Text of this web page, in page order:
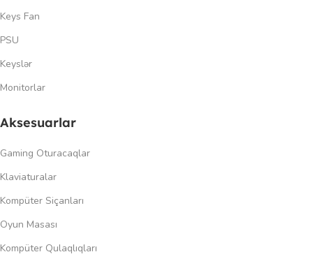
Keys Fan
PSU
Keyslər
Monitorlar
Aksesuarlar
Gaming Oturacaqlar
Klaviaturalar
Kompüter Siçanları
Oyun Masası
Kompüter Qulaqlıqları